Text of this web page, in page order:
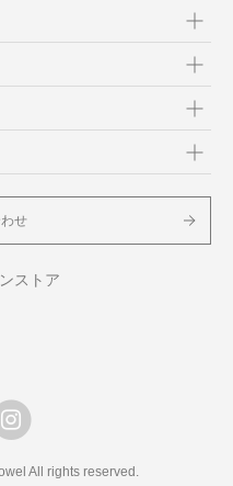
せ
ストア
All rights reserved.